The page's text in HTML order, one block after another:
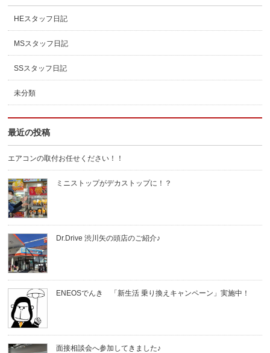
HEスタッフ日記
MSスタッフ日記
SSスタッフ日記
未分類
最近の投稿
エアコンの取付お任せください！！
ミニストップがデカストップに！？
Dr.Drive 渋川矢の頭店のご紹介♪
ENEOSでんき 「新生活 乗り換えキャンペーン」実施中！
面接相談会へ参加してきました♪